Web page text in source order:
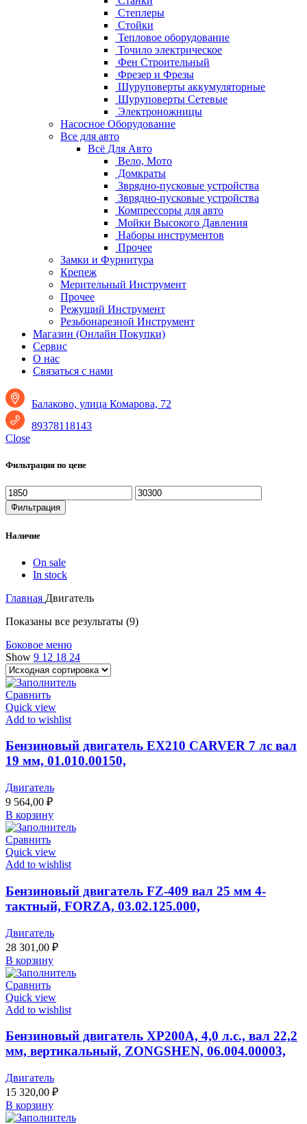
Степлеры
Стойки
Тепловое оборудование
Точило электрическое
Фен Строительный
Фрезер и Фрезы
Шуруповерты аккумуляторные
Шуруповерты Сетевые
Электроножницы
Насосное Оборудование
Все для авто
Всё Для Авто
Вело, Мото
Домкраты
Зврядно-пусковые устройства
Зврядно-пусковые устройства
Компрессоры для авто
Мойки Высокого Давления
Наборы инструментов
Прочее
Замки и Фурнитура
Крепеж
Мерительный Инструмент
Прочее
Режущий Инструмент
Резьбонарезной Инструмент
Магазин (Онлайн Покупки)
Сервис
О нас
Связаться с нами
Балаково, улица Комарова, 72
89378118143
Close
Фильтрация по цене
Минимальная
цена
Максимальная
цена
Фильтрация
Наличие
On sale
In stock
Главная Двигатель
Показаны все результаты (9)
Боковое меню
Show 9 12 18 24
Сравнить
Quick view
Add to wishlist
Бензиновый двигатель EX210 CARVER 7 лс вал
19 мм, 01.010.00150,
Двигатель
9 564,00 ₽
В корзину
Сравнить
Quick view
Add to wishlist
Бензиновый двигатель FZ-409 вал 25 мм 4-
тактный, FORZA, 03.02.125.000,
Двигатель
28 301,00 ₽
В корзину
Сравнить
Quick view
Add to wishlist
Бензиновый двигатель XP200A, 4,0 л.с., вал 22,2
мм, вертикальный, ZONGSHEN, 06.004.00003,
Двигатель
15 320,00 ₽
В корзину